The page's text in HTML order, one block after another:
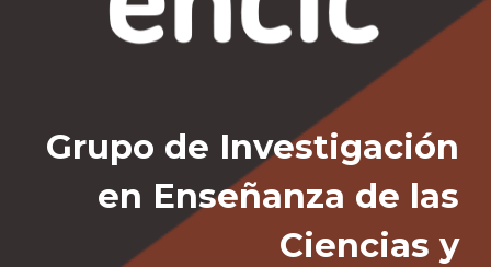
Grupo de Investigación
en Enseñanza de las
Ciencias y